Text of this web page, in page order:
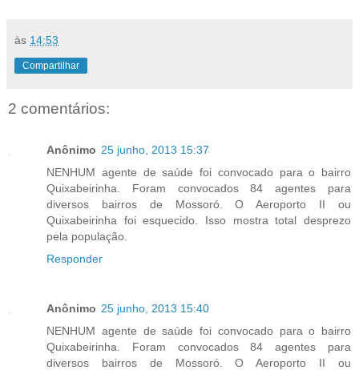
às 14:53
Compartilhar
2 comentários:
Anônimo 25 junho, 2013 15:37
NENHUM agente de saúde foi convocado para o bairro
Quixabeirinha. Foram convocados 84 agentes para
diversos bairros de Mossoró. O Aeroporto II ou
Quixabeirinha foi esquecido. Isso mostra total desprezo
pela população.
Responder
Anônimo 25 junho, 2013 15:40
NENHUM agente de saúde foi convocado para o bairro
Quixabeirinha. Foram convocados 84 agentes para
diversos bairros de Mossoró. O Aeroporto II ou